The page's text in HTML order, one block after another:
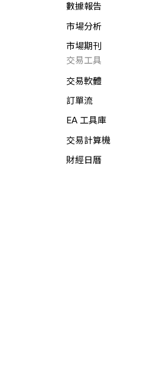
數據報告
市場分析
市場期刊
交易工具
交易軟體
訂單流
EA 工具庫
交易計算機
財經日曆